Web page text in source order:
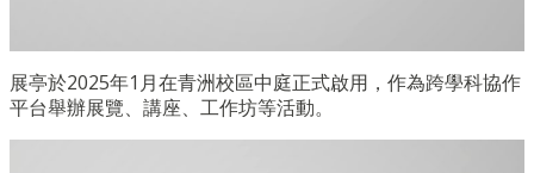
展亭於2025年1月在青洲校區中庭正式啟用，作為跨學科協作
平台舉辦展覽、講座、工作坊等活動。